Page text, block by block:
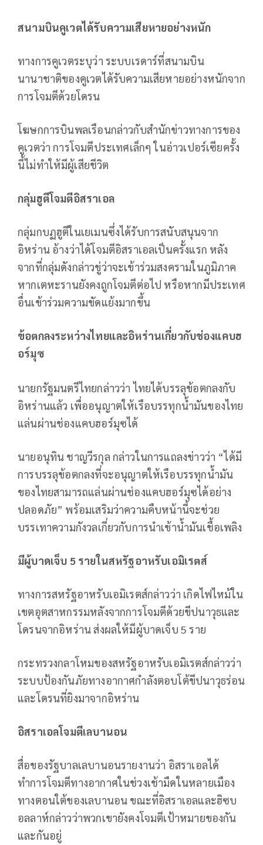
สนามบินคูเวตได้รับความเสียหายอย่างหนัก
ทางการคูเวตระบุว่า ระบบเรดาร์ที่สนามบิน
นานาชาติของคูเวตได้รับความเสียหายอย่างหนักจาก
การโจมตีด้วยโดรน
โฆษกการบินพลเรือนกล่าวกับสำนักข่าวทางการของ
คูเวตว่า การโจมตีประเทศเล็กๆ ในอ่าวเปอร์เซียครั้ง
นี้ไม่ทำให้มีผู้เสียชีวิต
กลุ่มฮูตีโจมตีอิสราเอล
กลุ่มกบฏฮูตีในเยเมนซึ่งได้รับการสนับสนุนจาก
อิหร่าน อ้างว่าได้โจมตีอิสราเอลเป็นครั้งแรก หลัง
จากที่กลุ่มดังกล่าวขู่ว่าจะเข้าร่วมสงครามในภูมิภาค
หากเตหะรานยังคงถูกโจมตีต่อไป หรือหากมีประเทศ
อื่นเข้าร่วมความขัดแย้งมากขึ้น
ข้อตกลงระหว่างไทยและอิหร่านเกี่ยวกับช่องแคบฮ
อร์มุซ
นายกรัฐมนตรีไทยกล่าวว่า ไทยได้บรรลุข้อตกลงกับ
อิหร่านแล้ว เพื่ออนุญาตให้เรือบรรทุกน้ำมันของไทย
แล่นผ่านช่องแคบฮอร์มุซได้
นายอนุทิน ชาญวีรกุล กล่าวในการแถลงข่าวว่า “ได้มี
การบรรลุข้อตกลงที่จะอนุญาตให้เรือบรรทุกน้ำมัน
ของไทยสามารถแล่นผ่านช่องแคบฮอร์มุซได้อย่าง
ปลอดภัย” พร้อมเสริมว่าความคืบหน้านี้จะช่วย
บรรเทาความกังวลเกี่ยวกับการนำเข้าน้ำมันเชื้อเพลิง
มีผู้บาดเจ็บ 5 รายในสหรัฐอาหรับเอมิเรตส์
ทางการสหรัฐอาหรับเอมิเรตส์กล่าวว่า เกิดไฟไหม้ใน
เขตอุตสาหกรรมหลังจากการโจมตีด้วยขีปนาวุธและ
โดรนจากอิหร่าน ส่งผลให้มีผู้บาดเจ็บ 5 ราย
กระทรวงกลาโหมของสหรัฐอาหรับเอมิเรตส์กล่าวว่า
ระบบป้องกันภัยทางอากาศกำลังตอบโต้ขีปนาวุธร่อน
และโดรนที่ยิงมาจากอิหร่าน
อิสราเอลโจมตีเลบานอน
สื่อของรัฐบาลเลบานอนรายงานว่า อิสราเอลได้
ทำการโจมตีทางอากาศในช่วงเช้ามืดในหลายเมือง
ทางตอนใต้ของเลบานอน ขณะที่อิสราเอลและฮิซบ
อลลาห์กล่าวว่าพวกเขายังคงโจมตีเป้าหมายของกัน
และกันอยู่